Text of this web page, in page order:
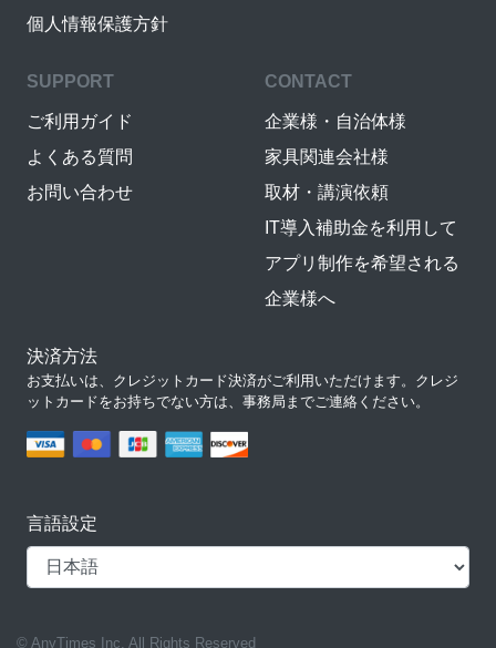
個人情報保護方針
SUPPORT
ご利用ガイド
よくある質問
お問い合わせ
CONTACT
企業様・自治体様
家具関連会社様
取材・講演依頼
IT導入補助金を利用して
アプリ制作を希望される
企業様へ
決済方法
お支払いは、クレジットカード決済がご利用いただけます。クレジ
ットカードをお持ちでない方は、事務局までご連絡ください。
言語設定
© AnyTimes Inc. All Rights Reserved